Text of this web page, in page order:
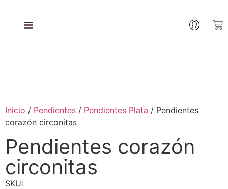
Inicio / Pendientes / Pendientes Plata / Pendientes
corazón circonitas
Pendientes corazón
circonitas
SKU: